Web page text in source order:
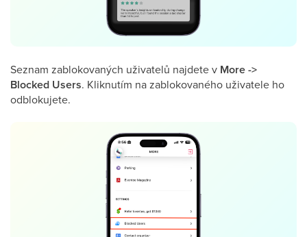
Seznam zablokovaných uživatelů najdete v More ->
Blocked Users. Kliknutím na zablokovaného uživatele ho
odblokujete.